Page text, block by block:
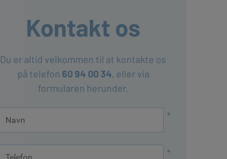
Kontakt os
Du er altid velkommen til at kontakte os
på telefon 60 94 00 34, eller via
formularen herunder.
*
*